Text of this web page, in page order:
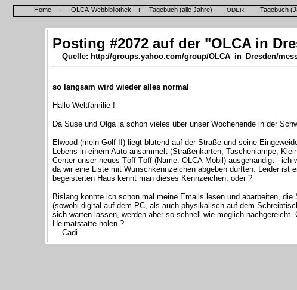
HomeI OLCA-Webbibliothek I Tagebuch (alle Jahre) ODER Tagebuch
Posting #2072 auf der "OLCA in
Quelle: http://groups.yahoo.com/group/OLCA_in_Dresden/
so langsam wird wieder alles normal
Hallo Weltfamilie !
Da Suse und Olga ja schon vieles über unser Wochenende in der
Elwood (mein Golf II) liegt blutend auf der Straße und seine
Lebens in einem Auto ansammelt (Straßenkarten, Taschenlampe,
Center unser neues Töff-Töff (Name: OLCA-Mobil) ausgehändigt -
da wir eine Liste mit Wunschkennzeichen abgeben durften. Leider ist
begeisterten Haus kennt man dieses Kennzeichen, oder ?
Bislang konnte ich schon mal meine Emails lesen und abarbeiten,
(sowohl digital auf dem PC, als auch physikalisch auf dem
sich warten lassen, werden aber so schnell wie möglich
Heimatstätte holen ?
Cadi